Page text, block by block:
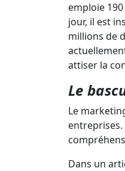
emploie
jour, il est
millions de
attiser la
Le
Le
entreprises.
Dans un